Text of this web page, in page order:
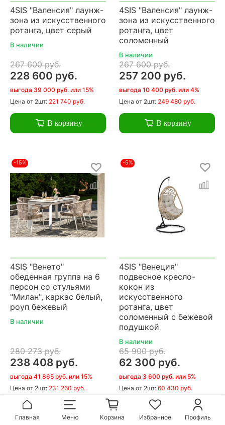
4SIS "Валенсия" лаунж-
зона из искусственного
ротанга, цвет серый
В наличии
267 600 руб.
228 600 руб.
выгода 39 000 руб. или 15%
Цена от 2шт: 221 740 руб.
В корзину
4SIS "Валенсия" лаунж-
зона из искусственного
ротанга, цвет
соломенный
В наличии
267 600 руб.
257 200 руб.
выгода 10 400 руб. или 4%
Цена от 2шт: 249 480 руб.
В корзину
-15%
4SIS "Венето"
обеденная группа на 6
персон со стульями
"Милан", каркас белый,
роуп бежевый
В наличии
280 273 руб.
238 408 руб.
выгода 41 865 руб. или 15%
Цена от 2шт: 231 260 руб.
В корзину
-5%
4SIS "Венеция"
подвесное кресло-
кокон из
искусственного
ротанга, цвет
соломенный с бежевой
подушкой
В наличии
65 900 руб.
62 300 руб.
выгода 3 600 руб. или 5%
Цена от 2шт: 60 430 руб.
В корзину
Главная Меню Корзина Избранное Профиль